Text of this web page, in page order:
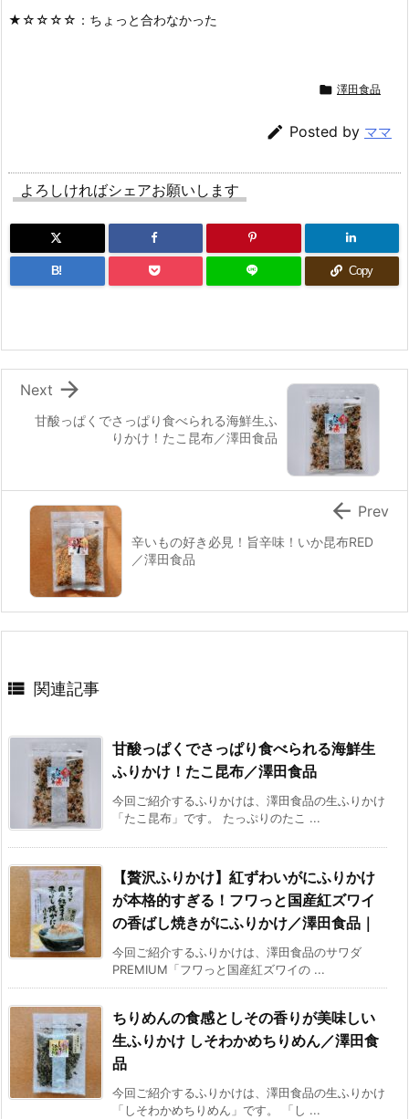
★☆☆☆☆：ちょっと合わなかった
 澤田食品
 Posted by ママ
よろしければシェアお願いします
B! Copy
甘酸っぱくでさっぱり食べられる海鮮生ふ
りかけ！たこ昆布／澤田食品

Next
辛いもの好き必見！旨辛味！いか昆布RED
／澤田食品
 Prev
 関連記事
甘酸っぱくでさっぱり食べられる海鮮生
ふりかけ！たこ昆布／澤田食品
今回ご紹介するふりかけは、澤田食品の生ふりかけ
「たこ昆布」です。 たっぷりのたこ ...
【贅沢ふりかけ】紅ずわいがにふりかけ
が本格的すぎる！フワっと国産紅ズワイ
の香ばし焼きがにふりかけ／澤田食品｜
今回ご紹介するふりかけは、澤田食品のサワダ
PREMIUM「フワっと国産紅ズワイの ...
ちりめんの食感としその香りが美味しい
生ふりかけ しそわかめちりめん／澤田食
品
今回ご紹介するふりかけは、澤田食品の生ふりかけ
「しそわかめちりめん」です。 「し ...